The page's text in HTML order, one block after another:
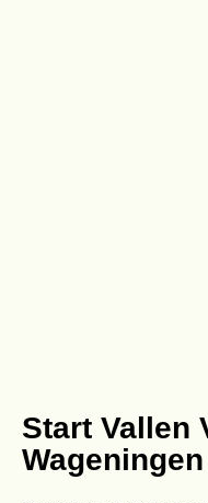
Start Vallen
Wageningen